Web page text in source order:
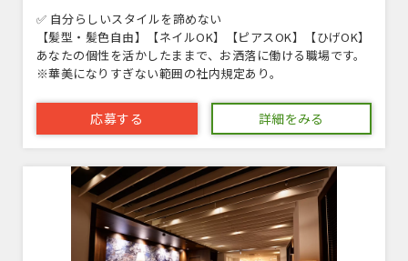
✅ 自分らしいスタイルを諦めない
【髪型・髪色自由】【ネイルOK】【ピアスOK】【ひげOK】
あなたの個性を活かしたままで、お洒落に働ける職場です。
※華美になりすぎない範囲の社内規定あり。
応募する 詳細をみる